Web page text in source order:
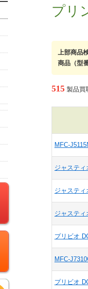
プリ
上部商品
商品（型
515 製品買
MFC-
ジャスティ
ジャスティ
ジャスティ
プリビオ
MFC-
プリビオ